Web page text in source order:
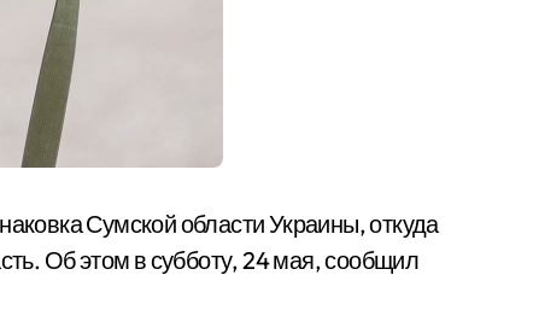
Сумской области Украины, откуда
Об этом в субботу, 24 мая, сообщил